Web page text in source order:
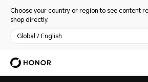
Choose your country or region to see content
shop directly.
Global / English